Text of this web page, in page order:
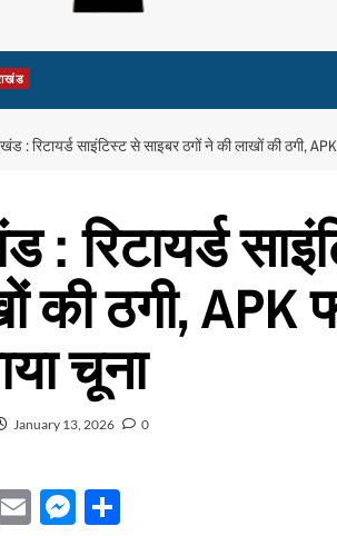
: रिटायर्ड साइंटिस्ट से साइबर ठगों ने की लाखों की ठगी,
: रिटायर्ड
की ठगी, APK
चूना
January 13, 2026 0
EmailMessenger